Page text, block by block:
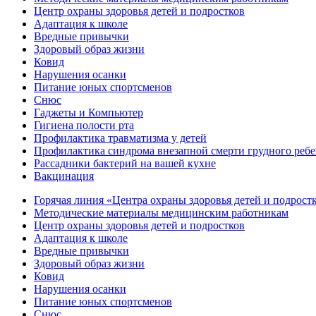
Центр охраны здоровья детей и подростков
Адаптация к школе
Вредные привычки
Здоровый образ жизни
Ковид
Нарушения осанки
Питание юных спортсменов
Снюс
Гаджеты и Компьютер
Гигиена полости рта
Профилактика травматизма у детей
Профилактика синдрома внезапной смерти грудного
Рассадники бактерий на вашей кухне
Вакцинация
Горячая линия «Центра охраны здоровья детей и
Методические материалы медицинским работникам
Центр охраны здоровья детей и подростков
Адаптация к школе
Вредные привычки
Здоровый образ жизни
Ковид
Нарушения осанки
Питание юных спортсменов